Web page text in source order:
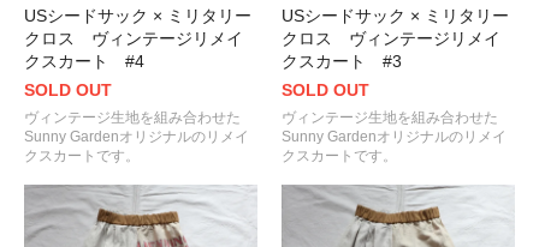
USシードサック × ミリタリー
クロス ヴィンテージリメイ
クスカート #4
SOLD OUT
ヴィンテージ生地を組み合わせた
Sunny Gardenオリジナルのリメイ
クスカートです。
USシードサック × ミリタリー
クロス ヴィンテージリメイ
クスカート #3
SOLD OUT
ヴィンテージ生地を組み合わせた
Sunny Gardenオリジナルのリメイ
クスカートです。